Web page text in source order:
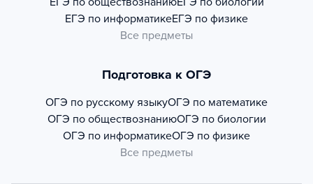
ЕГЭ по информатикеЕГЭ по физике
Все предметы
Подготовка к ОГЭ
ОГЭ по русскому языкуОГЭ по математике
ОГЭ по обществознаниюОГЭ по биологии
ОГЭ по информатикеОГЭ по физике
Все предметы